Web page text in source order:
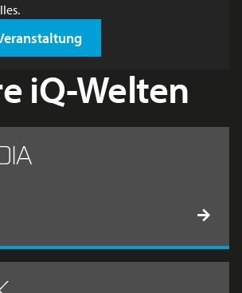
iQ-Welten